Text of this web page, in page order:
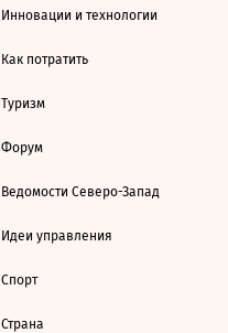
Инновации и технологии
Как потратить
Туризм
Форум
Ведомости Северо-Запад
Идеи управления
Спорт
Страна